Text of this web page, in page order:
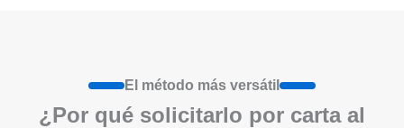
El método más versátil
¿Por qué solicitarlo por carta al